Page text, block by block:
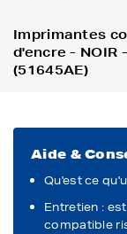
Imprimantes
d'encre - NOIR
(51645AE)
Aide &
Qu'est ce
Entretien :
compatible